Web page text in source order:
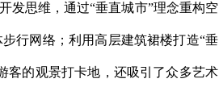
发思维，通过“垂直城市”理念重构空
行网络；利用高层建筑裙楼打造“垂
客的观景打卡地，还吸引了众多艺术